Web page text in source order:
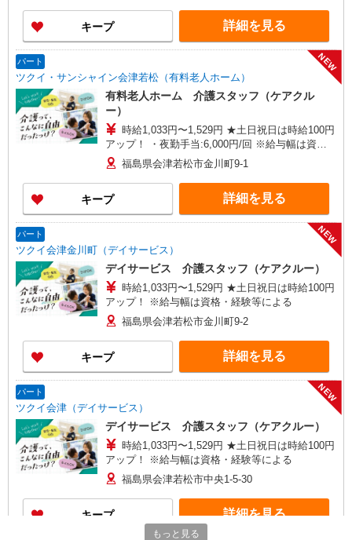
キープ 詳細を見る
パート
ツクイ・サンシャイン会津若松（有料老人ホーム）
NEW
有料老人ホーム 介護スタッフ（ケアクル
ー）
時給1,033円〜1,529円 ★土日祝日は時給100円
アップ！ ・夜勤手当:6,000円/回 ※給与幅は資
格・経験等による
福島県会津若松市金川町9-1
キープ 詳細を見る
パート
ツクイ会津金川町（デイサービス）
NEW
デイサービス 介護スタッフ（ケアクルー）
時給1,033円〜1,529円 ★土日祝日は時給100円
アップ！ ※給与幅は資格・経験等による
福島県会津若松市金川町9-2
キープ 詳細を見る
パート
ツクイ会津（デイサービス）
NEW
デイサービス 介護スタッフ（ケアクルー）
時給1,033円〜1,529円 ★土日祝日は時給100円
アップ！ ※給与幅は資格・経験等による
福島県会津若松市中央1-5-30
キープ 詳細を見る
もっと見る